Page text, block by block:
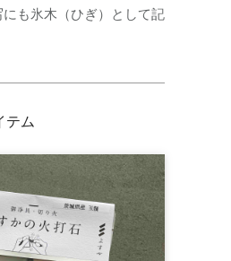
も氷木（ひぎ）として記
テム